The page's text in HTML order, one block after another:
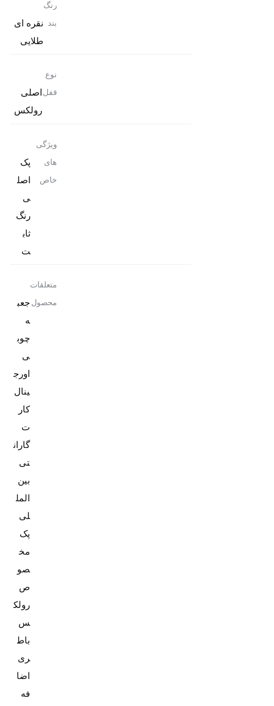
رنگ
بند
نقره ای
طلایی
نوع
قفل اصلی
رولکس
ویژگی
های
خاص
پک
اصل
رنگ
ثاب
ت
متعلقات
محصول جعب
ه
چوب
ی
اورج
کار
ت
گاران
تی
بین
المل
پک
مخ
صو
ص
رولک
باط
ری
اضا
فه